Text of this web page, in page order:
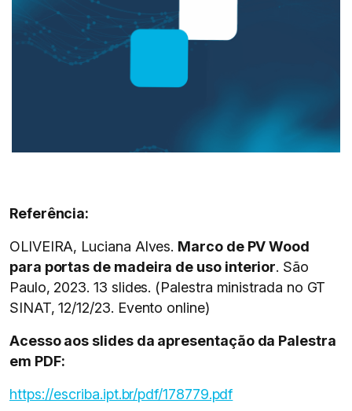
Referência:
OLIVEIRA, Luciana Alves. Marco de PV Wood
para portas de madeira de uso interior. São
Paulo, 2023. 13 slides. (Palestra ministrada no GT
SINAT, 12/12/23. Evento online)
Acesso aos slides da apresentação da Palestra
em PDF:
https://escriba.ipt.br/pdf/178779.pdf